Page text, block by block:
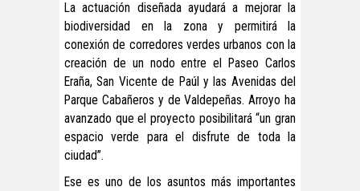
La actuación diseñada ayudará a mejorar la
biodiversidad en la zona y permitirá la
conexión de corredores verdes urbanos con la
creación de un nodo entre el Paseo Carlos
Eraña, San Vicente de Paúl y las Avenidas del
Parque Cabañeros y de Valdepeñas. Arroyo ha
avanzado que el proyecto posibilitará “un gran
espacio verde para el disfrute de toda la
ciudad”.
Ese es uno de los asuntos más importantes